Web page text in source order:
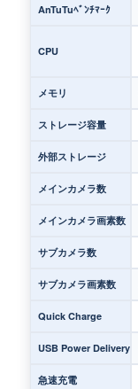
AnTuTuﾍﾞﾝﾁﾏｰｸ
CPU
メモリ
ストレージ容量
外部ストレージ
メインカメラ数
メインカメラ画素数
サブカメラ数
サブカメラ画素数
Quick Charge
USB Power Delivery
急速充電